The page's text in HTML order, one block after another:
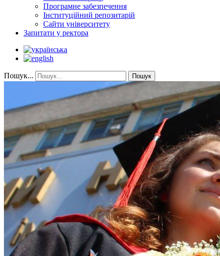
Програмне забезпечення
Інституційний репозитарій
Сайти університету
Запитати у ректора
Пошук... Пошук